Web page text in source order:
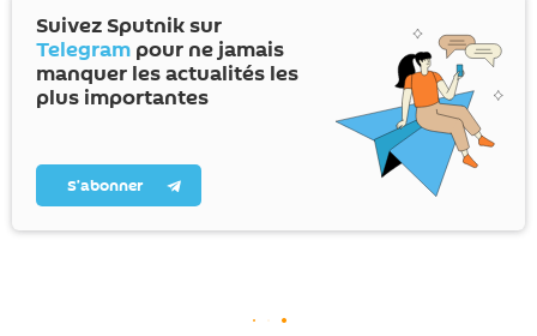
Suivez Sputnik sur
Telegram pour ne jamais
manquer les actualités les
plus importantes
S’abonner